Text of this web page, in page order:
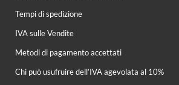
Tempi di spedizione
IVA sulle Vendite
Metodi di pagamento accettati
Chi può usufruire dell’IVA agevolata al 10%